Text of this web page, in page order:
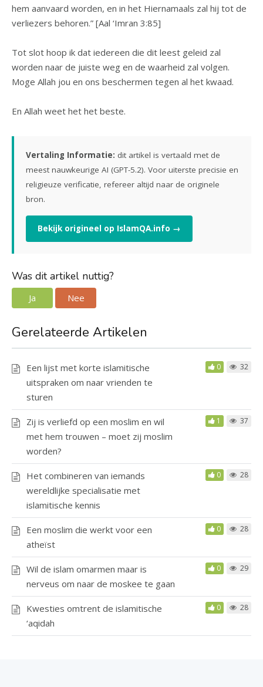
hem aanvaard worden, en in het Hiernamaals zal hij tot de
verliezers behoren.” [Aal ‘Imran 3:85]
Tot slot hoop ik dat iedereen die dit leest geleid zal
worden naar de juiste weg en de waarheid zal volgen.
Moge Allah jou en ons beschermen tegen al het kwaad.
En Allah weet het het beste.
Vertaling Informatie: dit artikel is vertaald met de
meest nauwkeurige AI (GPT-5.2). Voor uiterste precisie en
religieuze verificatie, refereer altijd naar de originele
bron.
Bekijk origineel op IslamQA.info →
Was dit artikel nuttig?
Ja Nee
Gerelateerde Artikelen
Een lijst met korte islamitische
uitspraken om naar vrienden te
sturen
0 32
Zij is verliefd op een moslim en wil
met hem trouwen – moet zij moslim
worden?
1 37
Het combineren van iemands
wereldlijke specialisatie met
islamitische kennis
0 28
Een moslim die werkt voor een
atheïst
0 28
Wil de islam omarmen maar is
nerveus om naar de moskee te gaan
0 29
Kwesties omtrent de islamitische
‘aqidah
0 28